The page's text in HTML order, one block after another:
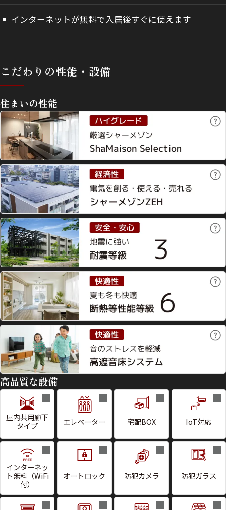
インターネットが無料で入居後すぐに使えます
こだわりの性能・設備
住まいの性能
高品質な設備
屋内共用廊下
タイプ
エレベーター 宅配BOX IoT対応
インターネッ
ト無料（WiFi
付）
オートロック 防犯カメラ 防犯ガラス